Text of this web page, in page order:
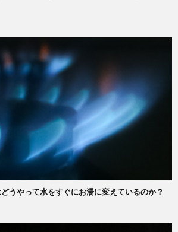
うやって水をすぐにお湯に変えているのか？